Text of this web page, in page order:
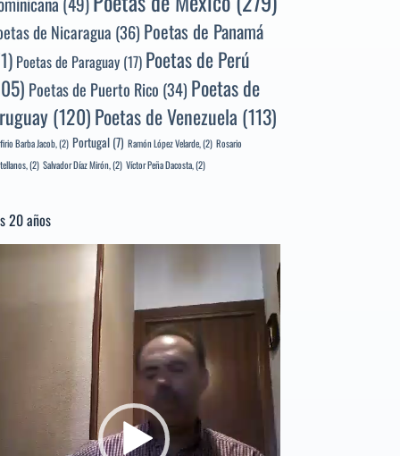
de Nicaragua (36) Poetas de Panamá
Poetas de Paraguay (17) Poetas de Perú
Poetas de Puerto Rico (34) Poetas de
(120)Poetas de Venezuela (113)
Barba Jacob,(2) Portugal (7) Ramón López Velarde,(2) Rosario
(2) Salvador Díaz Mirón,(2) Víctor Peña Dacosta,(2)
20 años